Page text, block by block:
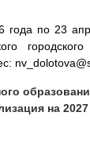
года по 23
городского
на